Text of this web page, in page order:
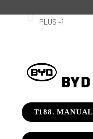
MANUALES
CONTACTO
BYD
T188.